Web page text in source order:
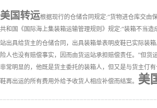
美国转运根据现行的仓储合同规定:“货物进仓库交由
共和国《国际海上集装箱运输管理规则》规定:“装箱不当
站出具给货主的仓储合同，出具装箱单表明皮鞋已实际装箱
险人也没有赔偿事实，因而由货运站承担赔偿责任。”但
非常明显的，他既是货主委托的装箱人，但又是与货主仃
鞋再出运的所有费用外给予收货人相应补偿而结案。 美